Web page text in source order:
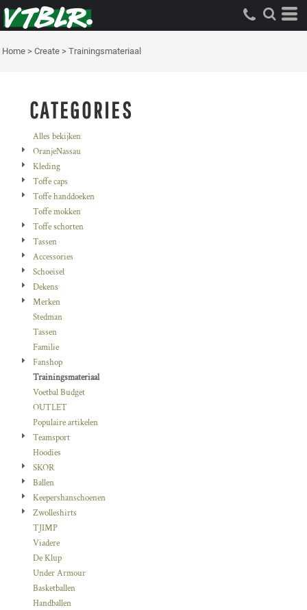
Home > Create > Trainingsmateriaal
CATEGORIES
Alles bekijken
OranjeNassau
Kleding
Toffe caps
Toffe handdoeken
Toffe mokken
Toffe schorten
Tassen
Accessories
Schoeisel
Dekens
Merken
Stedman
Tassen
Familie
Fanshop
Trainingsmateriaal
Voetbal Budget
OUTLET
Populaire artikelen
Teamsport
Hoodies
SKOR
Ballen
Keepershanschoenen
Zwolleshirts
TJIMP
Viadere
De Klup
Under Armour
Basketballen
Handballen
Standaard
Price: Lowest First
Price: Highest First